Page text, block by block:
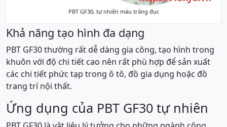
PBT GF30, tự nhiên màu trắng đục
Khả năng tạo hình đa dạng
PBT GF30 thường rất dễ dàng gia công, tạo hình trong
khuôn với độ chi tiết cao nên rất phù hợp để sản xuất
các chi tiết phức tạp trong ô tô, đồ gia dụng hoặc đồ
trang trí nội thất.
Ứng dụng của PBT GF30 tự nhiên